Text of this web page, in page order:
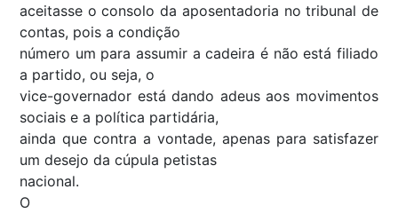
aceitasse o consolo da aposentadoria no tribunal de
contas, pois a condição
número um para assumir a cadeira é não está filiado
a partido, ou seja, o
vice-governador está dando adeus aos movimentos
sociais e a política partidária,
ainda que contra a vontade, apenas para satisfazer
um desejo da cúpula petistas
nacional.
O